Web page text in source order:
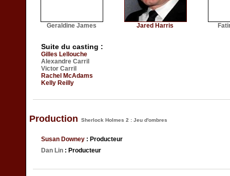
Geraldine James Jared Harris
Suite du casting :
Gilles Lellouche
Alexandre Carril
Victor Carril
Rachel McAdams
Kelly Reilly
Production Sherlock Holmes 2 : Jeu d'ombres
Susan Downey : Producteur
Dan Lin : Producteur